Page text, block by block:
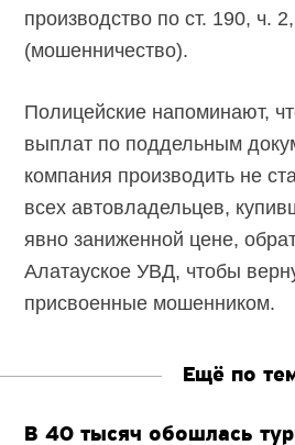
производство по ст. 190, ч.
(мошенничество).
Полицейские напоминают,
выплат по поддельным
компания производить не
всех автовладельцев,
явно заниженной цене,
Алатауское УВД, чтобы
присвоенные мошенником.
Ещё по
В 40 тысяч обошлась